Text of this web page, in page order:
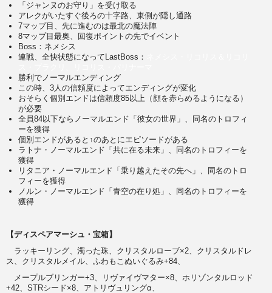
「ジャンヌのお守り」を受け取る
アレクがいたすぐ後ろの十字路、東側が隠し通路
7マップ目、先に進むのは最北の魔法陣
8マップ目最奥、回復ポイントの先でイベント
Boss：ネメシス
連戦、全快状態になってLastBoss：
勝利でノーマルエンディング
この時、3人の信頼度によってエンディングが変化
おそらく個別エンドは信頼度85以上（顔を赤らめるようになる）
が必要
全員84以下ならノーマルエンド「彼女の世界」、同名のトロフィ
ーを獲得
個別エンドがあると↑のあとにエピソードがある
ラトナ・ノーマルエンド「共に在る未来」、同名のトロフィーを
獲得
リタニア・ノーマルエンド「乗り越えたその先へ」、同名のトロ
フィーを獲得
ノルン・ノーマルエンド「青空の在り処」、同名のトロフィーを
獲得
【ディスペアマーシュ・宝箱】
ラッキーリング、濁った珠、クリスタルローブ×2、クリスタルドレ
ス、クリスタルメイル、ふわもこぬいぐるみ+84、
メープルブリンガー+3、リヴァイヴマター×8、ホリゾンタルロッド
+42、STRシード×8、アトリヴュリングα、